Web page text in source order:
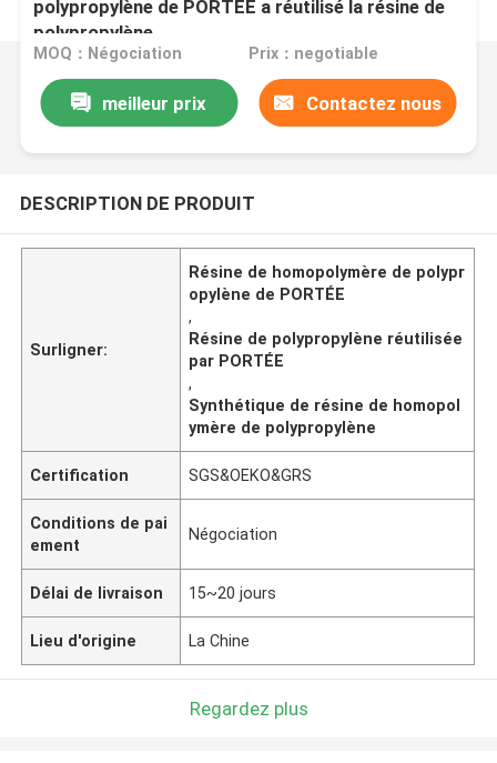
polypropylène de PORTÉE a réutilisé la résine de
polypropylène
MOQ：Négociation Prix：negotiable
meilleur prix Contactez nous
DESCRIPTION DE PRODUIT
Surligner:
Résine de homopolymère de polypr
opylène de PORTÉE
,
Résine de polypropylène réutilisée
par PORTÉE
,
Synthétique de résine de homopol
ymère de polypropylène
Certification SGS&OEKO&GRS
Conditions de pai
ement
Négociation
Délai de livraison 15~20 jours
Lieu d'origine La Chine
Regardez plus